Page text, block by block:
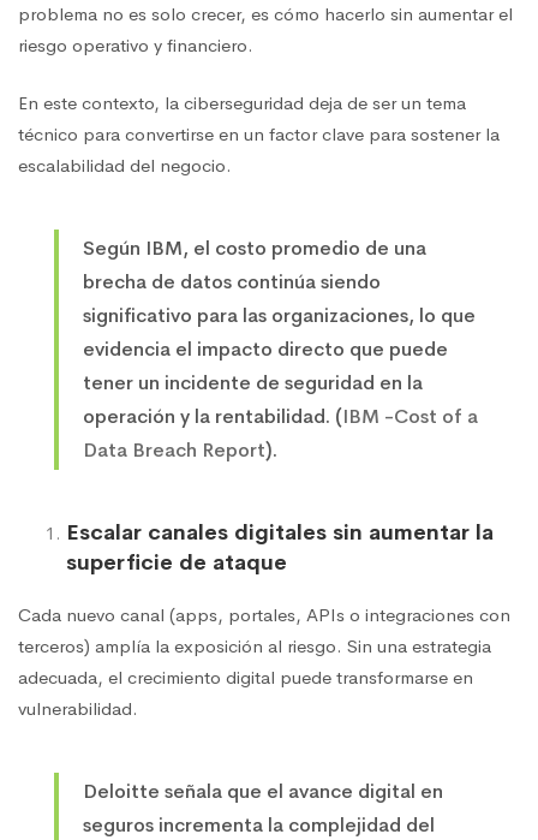
problema no es solo crecer, es cómo hacerlo sin aumentar el
riesgo operativo y financiero.
En este contexto, la ciberseguridad deja de ser un tema
técnico para convertirse en un factor clave para sostener la
escalabilidad del negocio.
Según IBM, el costo promedio de una
brecha de datos continúa siendo
significativo para las organizaciones, lo que
evidencia el impacto directo que puede
tener un incidente de seguridad en la
operación y la rentabilidad. (IBM -Cost of a
Data Breach Report).
Escalar canales digitales sin aumentar la
superficie de ataque
Cada nuevo canal (apps, portales, APIs o integraciones con
terceros) amplía la exposición al riesgo. Sin una estrategia
adecuada, el crecimiento digital puede transformarse en
vulnerabilidad.
Deloitte señala que el avance digital en
seguros incrementa la complejidad del